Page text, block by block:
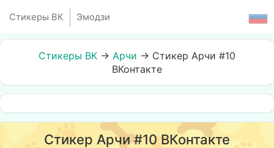
Стикеры ВК Эмодзи
Стикеры ВК → Арчи → Стикер Арчи #10
ВКонтакте
Стикер Арчи #10 ВКонтакте